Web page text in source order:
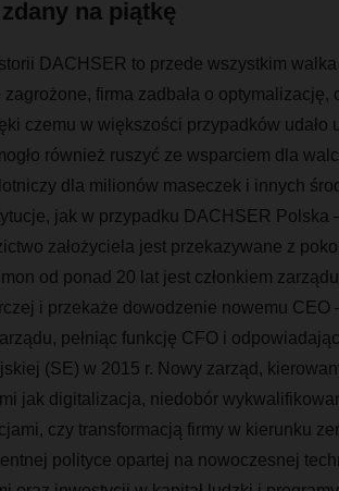
na piątkę
DACHSER to przede wszystkim
zagrożone, firma zadbała o
czemu w większości przypadków udało
również ruszyć ze wsparciem dla
dla milionów maseczek i innych
jak w przypadku DACHSER Polska
założyciela jest przekazywane z
od ponad 20 lat jest członkiem
i przekaże dowodzenie nowemu CEO
pełniąc funkcję CFO i
(SE) w 2015 r. Nowy zarząd,
jak digitalizacja, niedobór
czy transformacją firmy w kierunku
polityce opartej na nowoczesnej